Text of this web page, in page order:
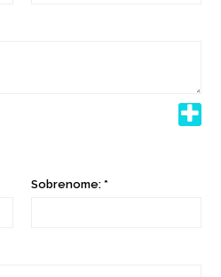
Sobrenome: *